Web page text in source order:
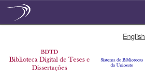
English